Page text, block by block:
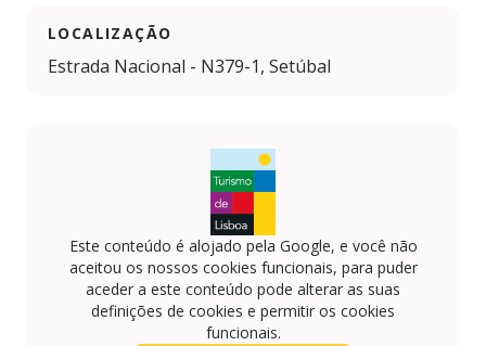
LOCALIZAÇÃO
Estrada Nacional - N379-1, Setúbal
Este conteúdo é alojado pela Google, e você não
aceitou os nossos cookies funcionais, para puder
aceder a este conteúdo pode alterar as suas
definições de cookies e permitir os cookies
funcionais.